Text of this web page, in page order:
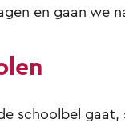
en gaan we
schoolbel